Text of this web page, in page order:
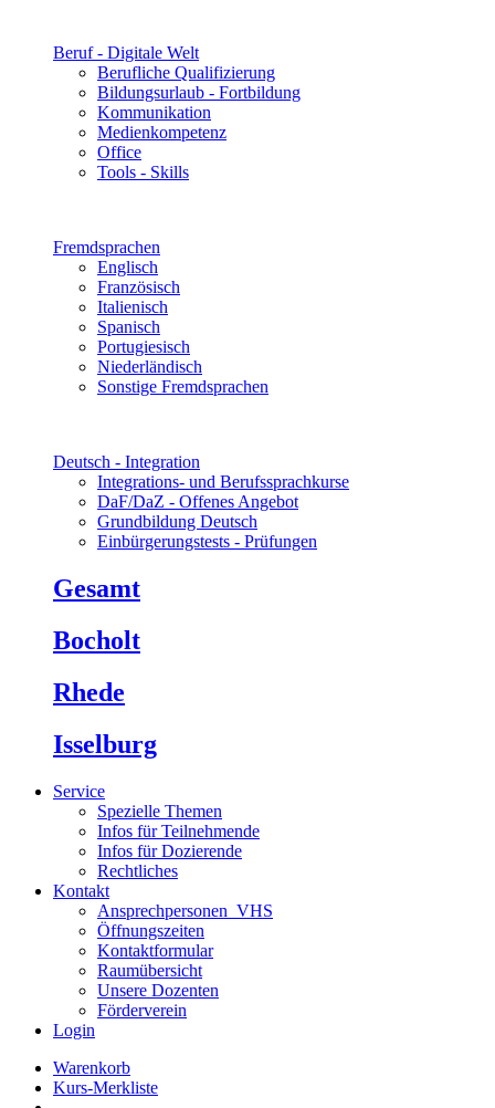
Beruf - Digitale Welt
Berufliche Qualifizierung
Bildungsurlaub - Fortbildung
Kommunikation
Medienkompetenz
Office
Tools - Skills
Fremdsprachen
Englisch
Französisch
Italienisch
Spanisch
Portugiesisch
Niederländisch
Sonstige Fremdsprachen
Deutsch - Integration
Integrations- und Berufssprachkurse
DaF/DaZ - Offenes Angebot
Grundbildung Deutsch
Einbürgerungstests - Prüfungen
Gesamt
Bocholt
Rhede
Isselburg
Service
Spezielle Themen
Infos für Teilnehmende
Infos für Dozierende
Rechtliches
Kontakt
Ansprechpersonen_VHS
Öffnungszeiten
Kontaktformular
Raumübersicht
Unsere Dozenten
Förderverein
Login
Warenkorb
Kurs-Merkliste